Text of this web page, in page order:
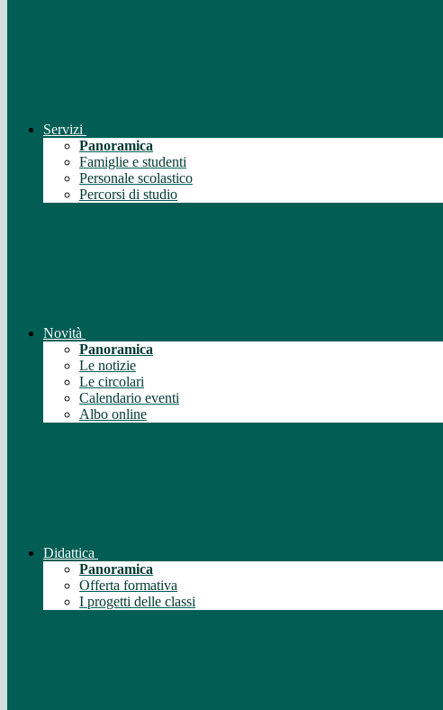
Servizi
Panoramica
Famiglie e studenti
Personale scolastico
Percorsi di studio
Novità
Panoramica
Le notizie
Le circolari
Calendario eventi
Albo online
Didattica
Panoramica
Offerta formativa
I progetti delle classi